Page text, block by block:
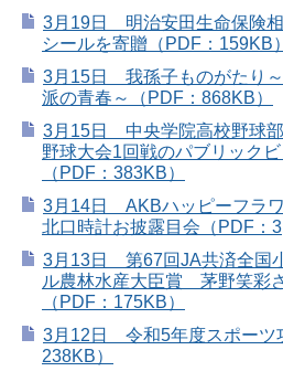
3月19日 明治安田生命保険
シールを寄贈（PDF：159KB）
3月15日 我孫子ものがたり
派の青春～（PDF：868KB）
3月15日 中央学院高校野球
野球大会1回戦のパブリック
（PDF：383KB）
3月14日 AKBハッピーフラ
北口時計お披露目会（PDF：
3月13日 第67回JA共済全国
ル農林水産大臣賞 茅野笑彩
（PDF：175KB）
3月12日 令和5年度スポーツ
238KB）